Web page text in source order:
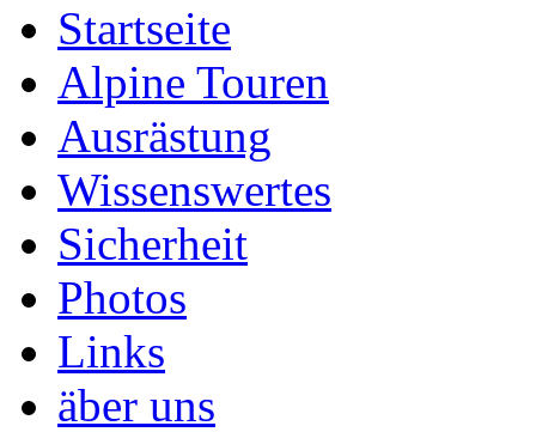
Startseite
Alpine Touren
Ausrästung
Wissenswertes
Sicherheit
Photos
Links
äber uns